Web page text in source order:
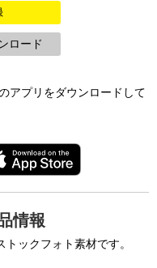
ロード
アプリをダウンロードして
情報
ックフォト素材です。